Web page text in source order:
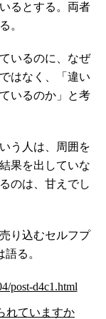
るとする。両者
。
いるのに、なぜ
はなく、「違い
いるのか」と考
う人は、周囲を
果を出していな
のは、甘えでし
り込むセルフプ
る。
れていますか